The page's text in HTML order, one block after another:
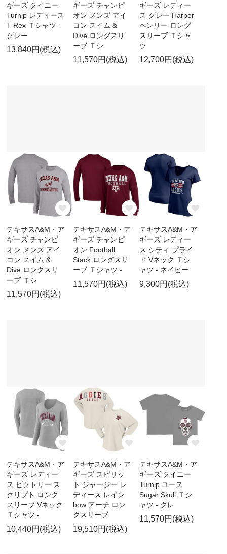
ギーズ タイニー
Turnip レディース
T-Rex Ｔシャツ -
グレー
13,840円(税込)
ギーズ チャンピ
オン メンズ アイ
コン スイム &
Dive ロングスリ
ーブ Ｔシ
11,570円(税込)
ギーズ レディー
ス グレー Harper
ヘンリー ロング
スリーブ Ｔシャ
ツ
12,700円(税込)
テキサスA&M・ア
ギーズ チャンピ
オン メンズ アイ
コン スイム &
Dive ロングスリ
ーブ Ｔシ
11,570円(税込)
テキサスA&M・ア
ギーズ チャンピ
オン Football
Stack ロングスリ
ーブ Ｔシャツ -
11,570円(税込)
テキサスA&M・ア
ギーズ レディー
ス シティ プライ
ド Vネック Ｔシ
ャツ - ネイビー
9,300円(税込)
テキサスA&M・ア
ギーズ レディー
ス ビクトリー ス
クリプト ロング
スリーブ Vネック
Ｔシャツ -
10,440円(税込)
テキサスA&M・ア
ギーズ スピリッ
ト ジャージー レ
ディース レイン
bow アーチ ロン
グスリーブ
19,510円(税込)
テキサスA&M・ア
ギーズ タイニー
Turnip ユース
Sugar Skull Ｔシ
ャツ - グレ
11,570円(税込)